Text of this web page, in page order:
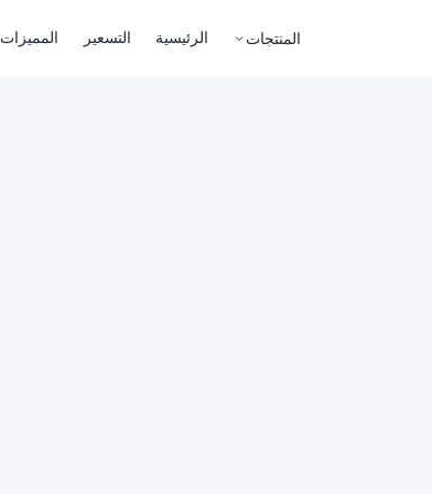
المميزات التسعير الرئيسية المنتجات